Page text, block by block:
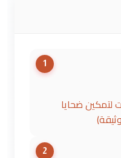
1
لتمكين ضحايا
2